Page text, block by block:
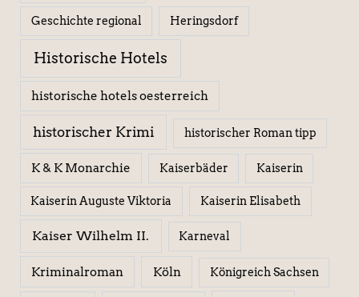
Geschichte regional Heringsdorf
Historische Hotels
historische hotels oesterreich
historischer Krimi historischer Roman tipp
K & K Monarchie Kaiserbäder Kaiserin
Kaiserin Auguste Viktoria Kaiserin Elisabeth
Kaiser Wilhelm II. Karneval
Kriminalroman Köln Königreich Sachsen